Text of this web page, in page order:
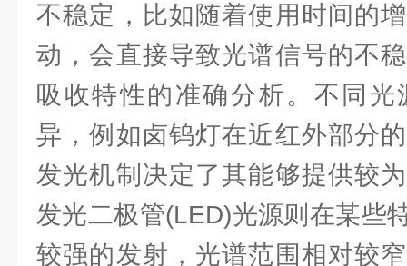
不稳定，比如随着使用时间的
动，会直接导致光谱信号的不
吸收特性的准确分析。不同
异，例如卤钨灯在近红外部分
发光机制决定了其能够提供较
发光二极管(LED)光源则在某些
较强的发射，光谱范围相对较